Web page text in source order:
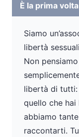
È la prima
Siamo
libertà
Non
libertà di tutti:
quello che
abbiamo
raccontarti.